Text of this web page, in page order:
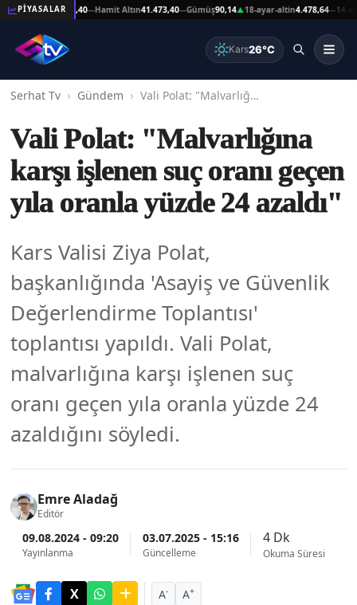
PİYASALAR
Altın41.473,40 Hamit Altın41.473,40—Gümüş90,14▲18-ayar-altin4.478,64—14-ayar-
Kars26°C
Serhat Tv Gündem Vali Polat: "Malvarlığına karşı işlenen suç oranı geçen yıla oranla yüzde 24 azaldı"
Vali Polat: "Malvarlığına
karşı işlenen suç oranı geçen
yıla oranla yüzde 24 azaldı"
Kars Valisi Ziya Polat,
başkanlığında 'Asayiş ve Güvenlik
Değerlendirme Toplantısı'
toplantısı yapıldı. Vali Polat,
malvarlığına karşı işlenen suç
oranı geçen yıla oranla yüzde 24
azaldığını söyledi.
Emre Aladağ
Editör
09.08.2024 - 09:20
Yayınlanma
03.07.2025 - 15:16
Güncelleme
4 Dk
Okuma Süresi
A- A+